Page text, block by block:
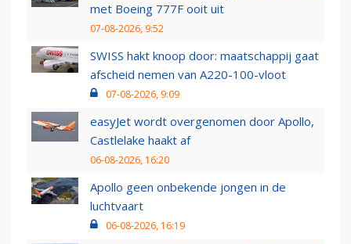
met Boeing 777F ooit uit
07-08-2026, 9:52
SWISS hakt knoop door: maatschappij gaat
afscheid nemen van A220-100-vloot
07-08-2026, 9:09
easyJet wordt overgenomen door Apollo,
Castlelake haakt af
06-08-2026, 16:20
Apollo geen onbekende jongen in de
luchtvaart
06-08-2026, 16:19